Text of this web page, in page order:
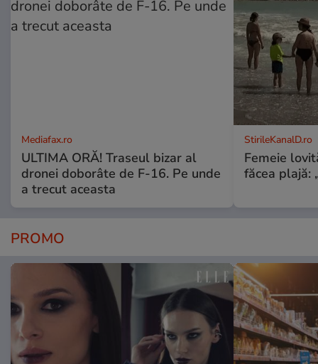
Mediafax.ro
ULTIMA ORĂ! Traseul bizar al
dronei doborâte de F-16. Pe unde
a trecut aceasta
StirileKanalD.ro
Femeie
făcea plajă:
PROMO